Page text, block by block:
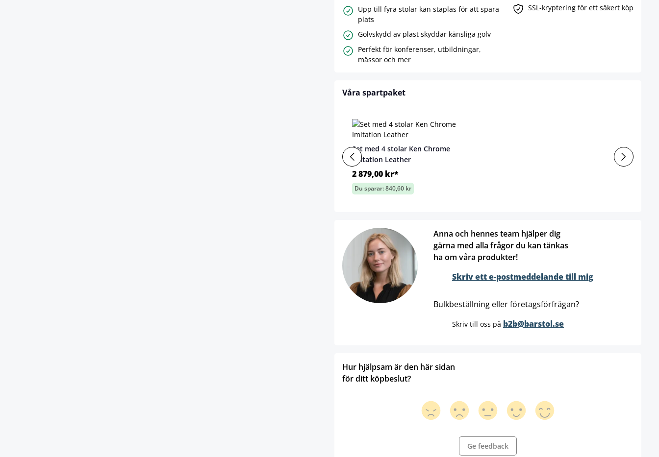
Upp till fyra stolar kan staplas för att spara
plats
Golvskydd av plast skyddar känsliga golv
Perfekt för konferenser, utbildningar,
mässor och mer
SSL-kryptering för ett säkert köp
Våra spartpaket
Set med 4 stolar Ken Chrome
Imitation Leather
2 879,00 kr*
Du sparar: 840,60 kr
Anna och hennes team hjälper dig
gärna med alla frågor du kan tänkas
ha om våra produkter!
Skriv ett e-postmeddelande till mig
Bulkbeställning eller företagsförfrågan?
Skriv till oss på b2b@barstol.se
Hur hjälpsam är den här sidan
för ditt köpbeslut?
Ge feedback